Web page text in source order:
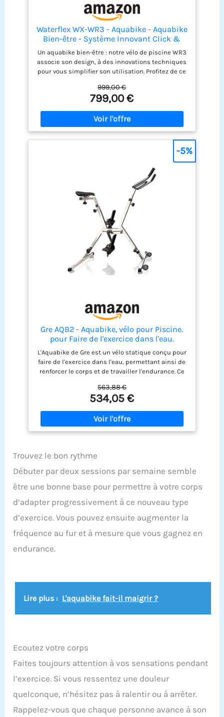
Waterflex WX-WR3 - Aquabike - Aquabike
Bien-être - Système Innovant Click &
Turn - Pour une Position Verticale, Évite
les blessures - Blanc / Orange
Un aquabike bien-être : notre vélo de piscine WR3
associe son design, à des innovations techniques
pour vous simplifier son utilisation. Profitez de ce
variété de positions : la grande modularité des
réglages offre une variété de positions qui
améliore le confort et les sensations dans le
respect de vos articulations Faites du sport en
toute sécurité : la biomécanique du pédalage est
respectée pour ajuster son entrainement et ses
exercices aux contraintes des gabarits de chacun
positions d’entraînement différentes pour
convenir aux besoins de chacun. Choisissez entre
une option standard, une option vélo de ville et
une position de course stimulante Satisfaction et
garantie à 100% : chez Waterflex, nous nous
engageons à vous satisfaire à 100% en vous offrant
des produits de qualité avec un service client
adapté à votre besoin. Si vous avez des questions
concernant nos produits, n'hésitez pas à nous
contacter
999,00 €
799,00 €
Gre AQB2 - Aquabike, vélo pour Piscine.
pour Faire de l'exercice dans l'eau.
Fitness et Mode de Vie sain.
L'Aquabike de Gre est un vélo statique conçu pour
faire de l'exercice dans l'eau, permettant ainsi de
renforcer le corps et de travailler l'endurance. Ce
hauteur maximale de 1,5 mètre, y compris celles
avec une chlorination au sel. Ses pieds sont
équipés de protections en caoutchouc pour ne
pas endommager le liner tout en garantissant sa
stabilité. Fabriqué en acier inoxydable AISI-316, ce
aspect essentiel étant donné son contact
constant avec l'eau. Pour garantir le confort
pendant l'exercice et s'adapter aux besoins des
utilisateurs, la selle est réglable. La qualité et la
spécialisés pour tous types de piscines. Notre
gamme de tuyaux garantit résistance, flexibilité
et performance, conçue pour répondre aux
besoins des piscines et des systèmes de
563,88 €
534,05 €
-5%
Trouvez le bon rythme
Débuter par deux sessions par semaine semble
être une bonne base pour permettre à votre corps
d’adapter progressivement à ce nouveau type
d’exercice. Vous pouvez ensuite augmenter la
fréquence au fur et à mesure que vous gagnez en
endurance.
Lire plus : L'aquabike fait-il maigrir ?
Ecoutez votre corps
Faites toujours attention à vos sensations pendant
l’exercice. Si vous ressentez une douleur
quelconque, n’hésitez pas à ralentir ou à arrêter.
Rappelez-vous que chaque personne avance à son